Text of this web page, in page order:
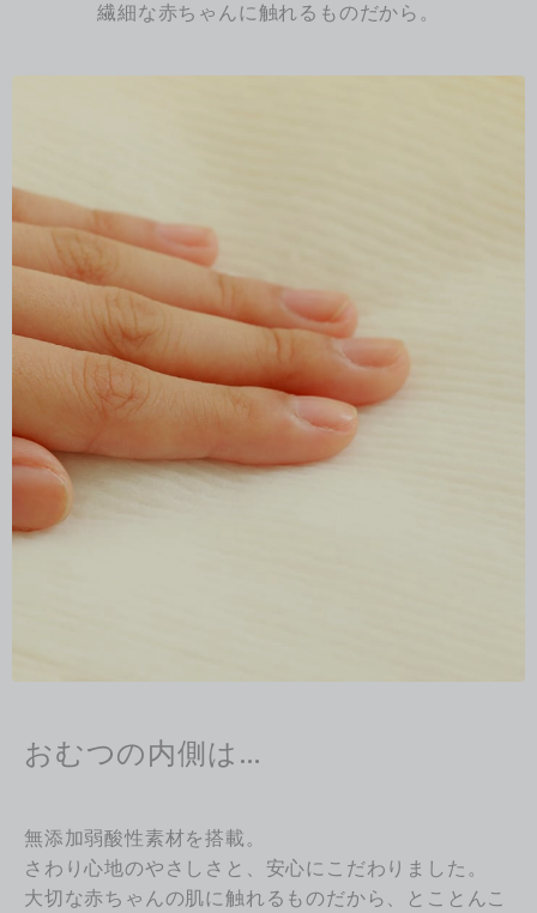
繊細な赤ちゃんに触れるものだから。
おむつの内側は…
無添加弱酸性素材を搭載。
さわり心地のやさしさと、安心にこだわりました。
大切な赤ちゃんの肌に触れるものだから、とことんこ